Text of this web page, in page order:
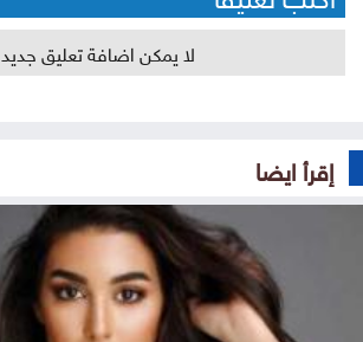
لا يمكن اضافة تعليق جديد
إقرأ ايضا